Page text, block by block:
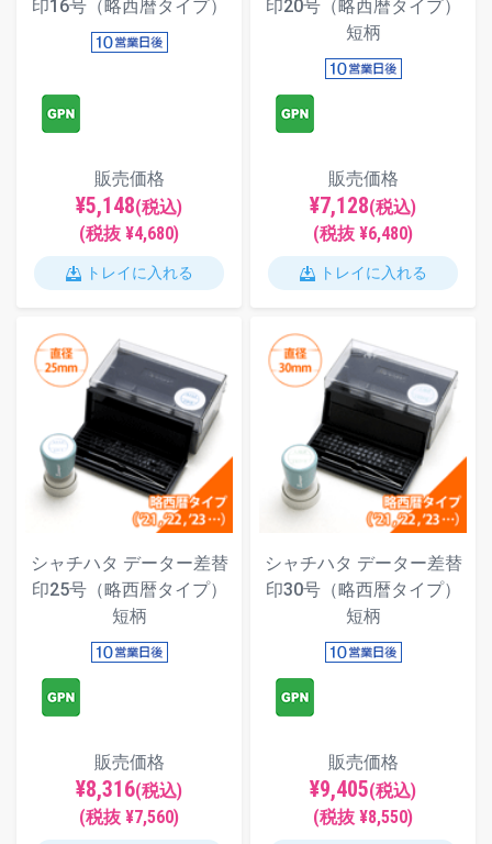
印16号（略西暦タイプ）
販売価格
¥5,148(税込)
(税抜 ¥4,680)
トレイに入れる
印20号（略西暦タイプ）
短柄
販売価格
¥7,128(税込)
(税抜 ¥6,480)
トレイに入れる
シャチハタ データー差替
印25号（略西暦タイプ）
短柄
販売価格
¥8,316(税込)
(税抜 ¥7,560)
シャチハタ データー差替
印30号（略西暦タイプ）
短柄
販売価格
¥9,405(税込)
(税抜 ¥8,550)